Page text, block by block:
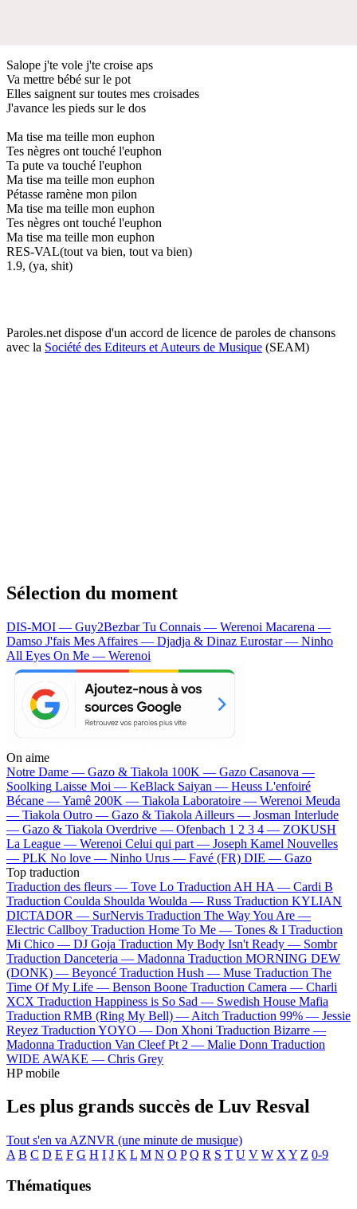
Salope j'te vole j'te croise aps
Va mettre bébé sur le pot
Elles saignent sur toutes mes croisades
J'avance les pieds sur le dos
Ma tise ma teille mon euphon
Tes nègres ont touché l'euphon
Ta pute va touché l'euphon
Ma tise ma teille mon euphon
Pétasse ramène mon pilon
Ma tise ma teille mon euphon
Tes nègres ont touché l'euphon
Ma tise ma teille mon euphon
RES-VAL(tout va bien, tout va bien)
1.9, (ya, shit)
Paroles.net dispose d'un accord de licence de paroles de chansons
avec la Société des Editeurs et Auteurs de Musique (SEAM)
Sélection du moment
DIS-MOI — Guy2BezbarTu Connais — Werenoi Macarena —
Damso J'fais Mes Affaires — Djadja & Dinaz Eurostar — Ninho
All Eyes On Me — Werenoi
On aime
Notre Dame — Gazo & Tiakola 100K — Gazo Casanova —
Soolking Laisse Moi — KeBlack Saiyan — Heuss L'enfoiré
Bécane —Yamê 200K — Tiakola Laboratoire — Werenoi Meuda
— Tiakola Outro — Gazo & Tiakola Ailleurs — Josman Interlude
— Gazo & Tiakola Overdrive — Ofenbach 1 2 3 4 — ZOKUSH
La League — Werenoi Celui qui part — Joseph Kamel Nouvelles
— PLK No love — Ninho Urus — Favé (FR) DIE — Gazo
Top traduction
Traduction des fleurs — Tove Lo Traduction AH HA — Cardi B
Traduction Coulda Shoulda Woulda — Russ Traduction KYLIAN
DICTADOR — SurNervis Traduction The Way You Are —
Electric Callboy Traduction Home To Me — Tones & I Traduction
Mi Chico — DJ Goja Traduction My Body Isn't Ready — Sombr
Traduction Danceteria — Madonna Traduction MORNING DEW
(DONK) — Beyoncé Traduction Hush — Muse Traduction The
Time Of My Life — Benson Boone Traduction Camera — Charli
XCX Traduction Happiness is So Sad — Swedish House Mafia
Traduction RMB (Ring My Bell) — Aitch Traduction 99% — Jessie
Reyez Traduction YOYO — Don Xhoni Traduction Bizarre —
Madonna Traduction Van Cleef Pt 2 — Malie Donn Traduction
WIDE AWAKE — Chris Grey
HP mobile
Les plus grands succès de Luv Resval
Tout s'en va AZNVR (une minute de musique)
A B C D E F G H I J K L M N O P Q R S T U V W X Y Z 0-9
Thématiques